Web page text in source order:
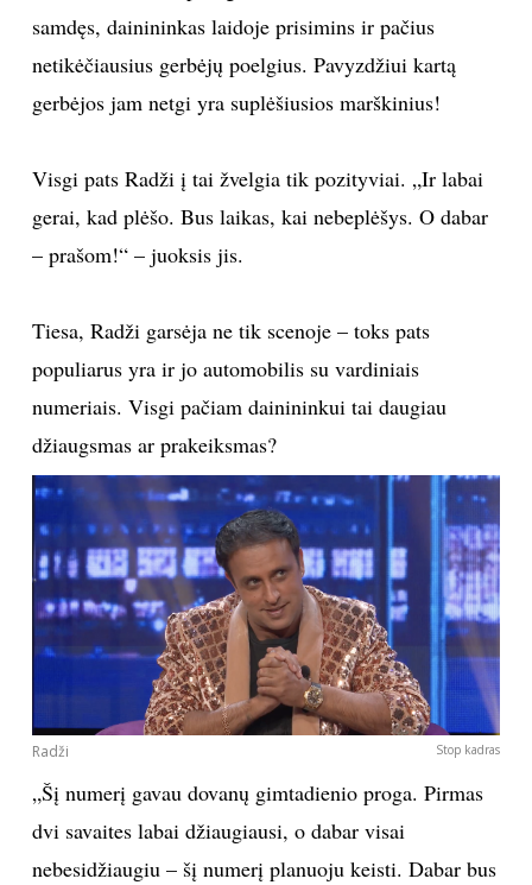
Sekite mus:
PRENUMERUOK
Prenumeruodami portalą,
Jūs sutinkate su
samdęs, dainininkas laidoje prisimins ir pačius
netikėčiausius gerbėjų poelgius. Pavyzdžiui kartą
gerbėjos jam netgi yra suplėšiusios marškinius!
Visgi pats Radži į tai žvelgia tik pozityviai. „Ir labai
gerai, kad plėšo. Bus laikas, kai nebeplėšys. O dabar
– prašom!“ – juoksis jis.
Tiesa, Radži garsėja ne tik scenoje – toks pats
populiarus yra ir jo automobilis su vardiniais
numeriais. Visgi pačiam dainininkui tai daugiau
džiaugsmas ar prakeiksmas?
Radži Stop kadras
„Šį numerį gavau dovanų gimtadienio proga. Pirmas
dvi savaites labai džiaugiausi, o dabar visai
nebesidžiaugiu – šį numerį planuoju keisti. Dabar bus